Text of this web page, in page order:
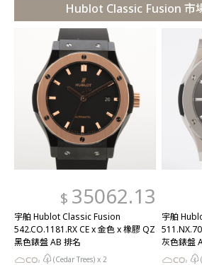
Hublot Classic Fusion 市
$ 35062.13
宇舶 Hublot Classic Fusion
542.CO.1181.RX CE x 金色 x 橡膠 QZ
黑色錶盤 AB 排名
(Cedar Trees) x 2
宇舶
灰色錶盤